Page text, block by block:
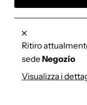
Ritiro
sede Negozio
Visualizza i